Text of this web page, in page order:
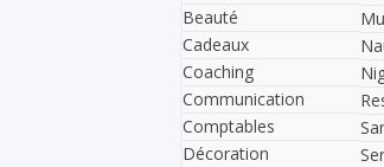
Beauté
Cadeaux
Coaching
Communication
Comptables
Décoration